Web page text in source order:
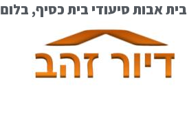
בית אבות סיעודי בית כסיף, בלום